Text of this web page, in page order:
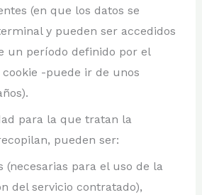
(en que los datos se
y pueden ser accedidos
un período definido por el
-puede ir de unos
para la que tratan la
pueden ser:
(necesarias para el uso de la
del servicio contratado),